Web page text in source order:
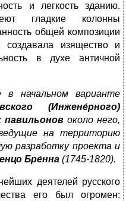
и легкость зданию.
гладкие колонны
общей композиции
создавала изящество и
в духе античной
в начальном варианте
(Инжене́рного)
павильоновоколо него,
на территорию
разработку проекта и
Бре́нна (1745-1820).
деятелей русского
его был огромен: